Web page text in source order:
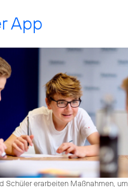
App
Schüler erarbeiten Maßnahmen, um